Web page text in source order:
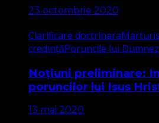
23 octombrie 2020
Clarificare doctrinara
credințăPoruncile lui
Noțiuni preliminare:
poruncilor lui Isus
13 mai 2020